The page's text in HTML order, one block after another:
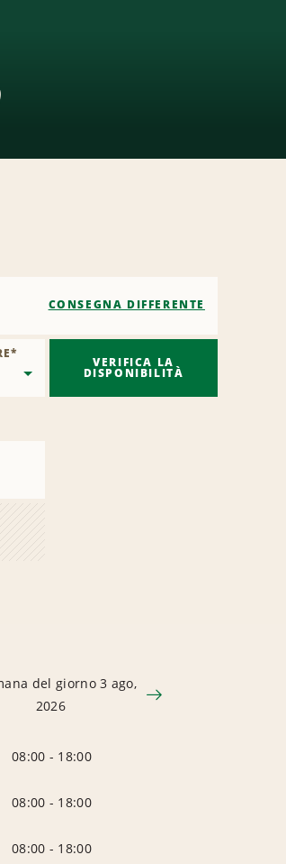
CONSEGNA DIFFERENTE
*
VERIFICA LA
DISPONIBILITÀ
del giorno 3 ago,
2026
08:00 - 18:00
08:00 - 18:00
08:00 - 18:00